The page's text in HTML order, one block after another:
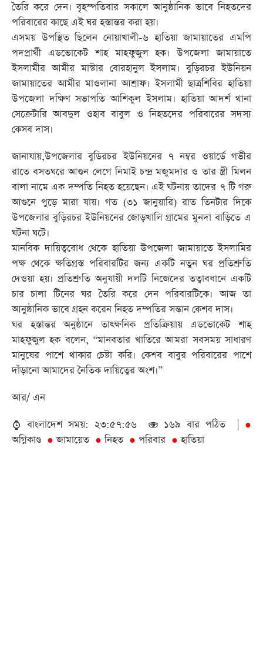
তৈরি করে দেন। বৃহস্পতিবার সকালে আনুষ্ঠানিক ভাবে নিহতদের
পরিবারের কাছে এই ঘর হস্তান্তর করা হয়।
এসময় উপস্থিত ছিলেন নোয়াখালী-৬ হাতিয়া জামায়াতের এমপি
পদপ্রার্থী এডভোকেট শাহ মাহফুজুল হক। উপজেলা জামায়াতে
ইসলামীর আমীর মাস্টার বোরহানুল ইসলাম। বুড়িরচর ইউনিয়ন
জামায়াতের আমীর মাওলানা আশ্রাফ। ইসলামী ছাত্রশিবির হাতিয়া
উপজেলা দক্ষিণ সভাপতি আশিকুল ইসলাম। হাতিয়া আদর্শ থানা
সেক্রেটারি আবদুল ওহাব বাবুল ও নিহতদের পরিবারের সদস্য
কেসব দাস।
জানাযায়,উপজেলার বুডিরচর ইউনিয়নের ৭ নম্বর ওয়ার্ডে গভীর
রাতে বসতঘরে আগুন লেগে নিমাই চন্দ্র মজুমদার ও তার স্ত্রী মিলন
বালা নামে এক দম্পতি নিহত হয়েছেন। এই ঘটনায় তাদের ৭ টি গরু
আগুনে পুড়ে মারা যায়। গত (৩১ জানুয়ারি) রাত তিনটার দিকে
উপজেলার বুড়িরচর ইউনিয়নের জোড়খালি গ্রামের মুনদা বাড়িতে এ
ঘটনা ঘটে।
মানবিক দায়িত্ববোধ থেকে হাতিয়া উপজেলা জামায়াতে ইসলামির
পক্ষ থেকে ক্ষতিগ্রস্ত পরিবারটির জন্য একটি নতুন ঘর প্রতিশ্রুতি
দেওয়া হয়। প্রতিশ্রুতি অনুযায়ী দলটি নিজেদের তত্বাবধানে একটি
চার চালা টিনের ঘর তৈরি করে দেন পরিবারটিকে। আজ তা
আনুষ্ঠানিক ভাবে গ্রহন করেন নিহত দম্পতির সন্তান কেশব দাস।
ঘর হস্তান্তর অনুষ্ঠানে তাৎক্ষনিক প্রতিক্রিয়ায় এডভোকেট শাহ
মাহফুজুল হক বলেন, “মানবতার খাতিরে আমরা সবসময় সাধারণ
মানুষের পাশে থাকার চেষ্টা করি। কেশব বাবুর পরিবারের পাশে
দাঁড়ানো আমাদের নৈতিক দায়িত্বের অংশ।”
আর/ এন
বাংলাদেশ সময়: ২৩:৫৭:৫৬
১৬৯ বার পঠিত | ●
অগ্নিকাণ্ড ● জামায়েত ● নিহত ● পরিবার ● হাতিয়া